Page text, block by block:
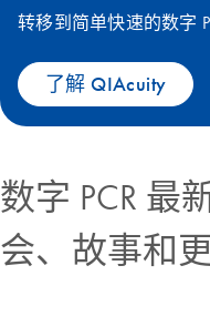
转移到简单快速的数字
了解 QIAcuity
数字 PCR 最
会、故事和